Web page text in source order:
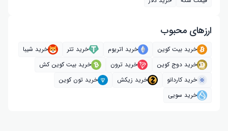
ارز‌های محبوب
خرید بیت کوین خرید اتریوم خرید تتر
خرید شیبا
خرید دوج کوین
خرید ترون
خرید بیت کوین کش
خرید کاردانو
خرید زیکش
خرید تون کوین
خرید سویی